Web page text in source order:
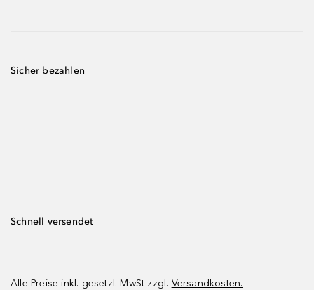
Sicher bezahlen
Schnell versendet
Alle Preise inkl. gesetzl. MwSt zzgl. Versandkosten.